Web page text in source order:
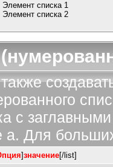
Элемент списка 1
Элемент списка 2
с
а. Для
]значение[/list]